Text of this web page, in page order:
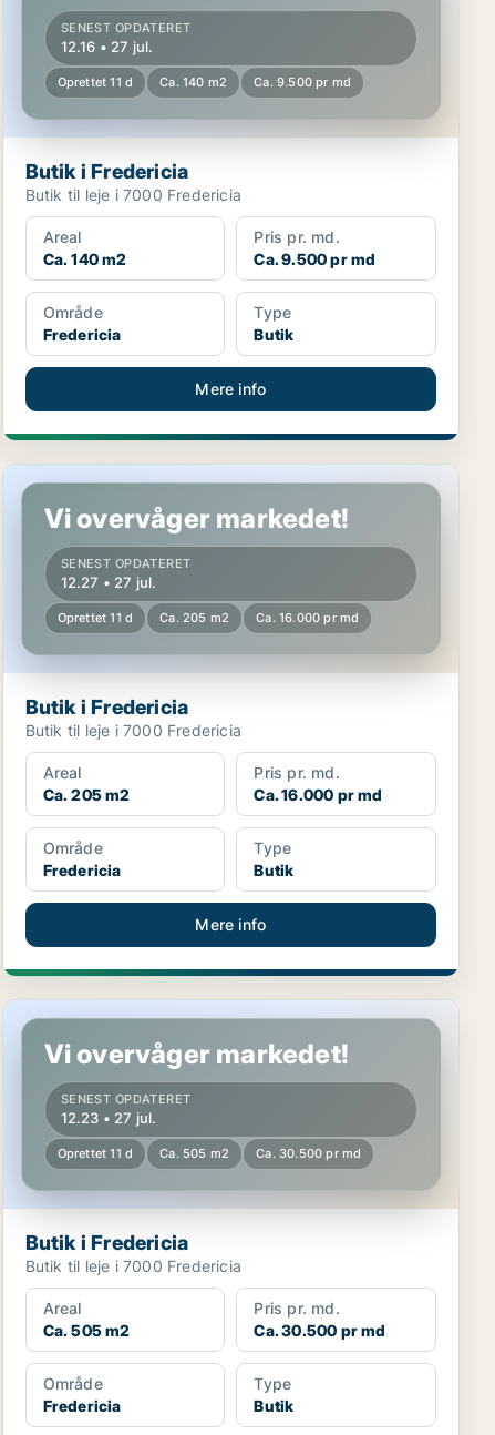
SENEST OPDATERET
12.16 • 27 jul.
Oprettet 11 d Ca. 140 m2 Ca. 9.500 pr md
Butik i Fredericia
Butik til leje i 7000 Fredericia
Areal
Ca. 140 m2
Pris pr. md.
Ca. 9.500 pr md
Område
Fredericia
Type
Butik
Mere info
Butik i Fredericia
Vi overvåger markedet!
SENEST OPDATERET
12.27 • 27 jul.
Oprettet 11 d Ca. 205 m2 Ca. 16.000 pr md
Butik i Fredericia
Butik til leje i 7000 Fredericia
Areal
Ca. 205 m2
Pris pr. md.
Ca. 16.000 pr md
Område
Fredericia
Type
Butik
Mere info
Butik i Fredericia
Vi overvåger markedet!
SENEST OPDATERET
12.23 • 27 jul.
Oprettet 11 d Ca. 505 m2 Ca. 30.500 pr md
Butik i Fredericia
Butik til leje i 7000 Fredericia
Areal
Ca. 505 m2
Pris pr. md.
Ca. 30.500 pr md
Område
Fredericia
Type
Butik